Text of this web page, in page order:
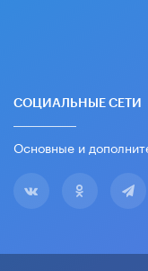
СОЦИАЛЬНЫЕ СЕТИ
Основные и